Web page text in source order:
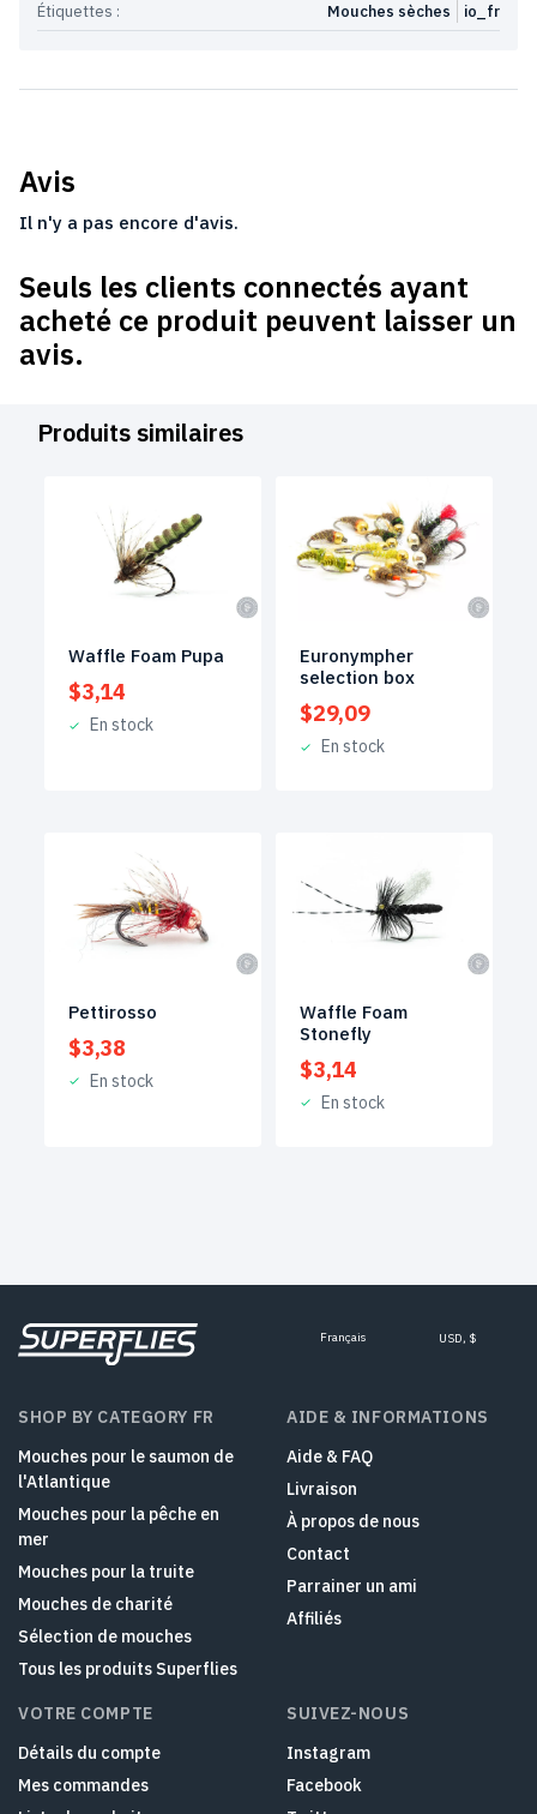
Étiquettes :
io_fr
Mouches sèches
Avis
Il n'y a pas encore d'avis.
Seuls les clients connectés ayant
acheté ce produit peuvent laisser un
avis.
Produits similaires
Waffle Foam Pupa
$3,14
En stock
Euronympher
selection box
$29,09
En stock
Pettirosso
$3,38
En stock
Waffle Foam
Stonefly
$3,14
En stock
Français USD, $
SHOP BY CATEGORY FR
Mouches pour le saumon de
l'Atlantique
Mouches pour la pêche en
mer
Mouches pour la truite
Mouches de charité
Sélection de mouches
Tous les produits Superflies
AIDE & INFORMATIONS
Aide & FAQ
Livraison
À propos de nous
Contact
Parrainer un ami
Affiliés
VOTRE COMPTE
Détails du compte
Mes commandes
SUIVEZ-NOUS
Instagram
Facebook